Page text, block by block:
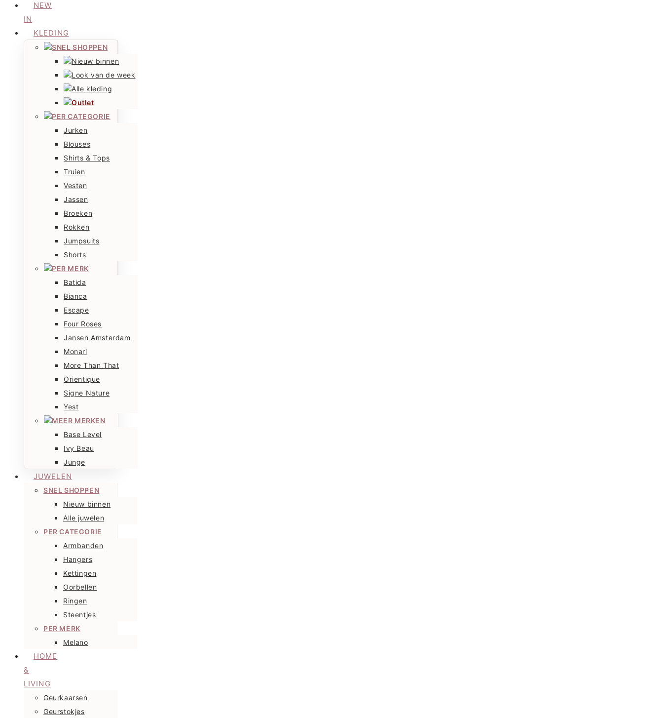
NEW
IN
KLEDING
SNEL SHOPPEN
Nieuw binnen
Look van de week
Alle kleding
Outlet
PER CATEGORIE
Jurken
Blouses
Shirts & Tops
Truien
Vesten
Jassen
Broeken
Rokken
Jumpsuits
Shorts
PER MERK
Batida
Bianca
Escape
Four Roses
Jansen Amsterdam
Monari
More Than That
Orientique
Signe Nature
Yest
MEER MERKEN
Base Level
Ivy Beau
Junge
JUWELEN
SNEL SHOPPEN
Nieuw binnen
Alle juwelen
PER CATEGORIE
Armbanden
Hangers
Kettingen
Oorbellen
Ringen
Steentjes
PER MERK
Melano
HOME
&
LIVING
Geurkaarsen
Geurstokjes